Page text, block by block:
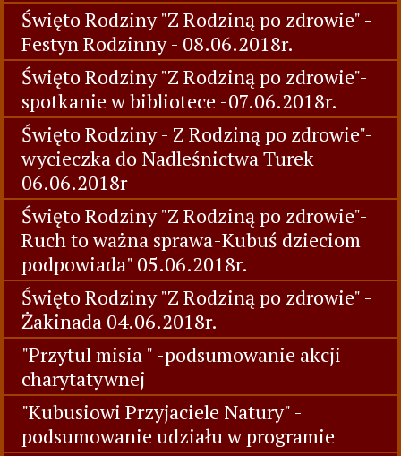
Święto Rodziny "Z Rodziną po zdrowie" -
Festyn Rodzinny - 08.06.2018r.
Święto Rodziny "Z Rodziną po zdrowie"-
spotkanie w bibliotece -07.06.2018r.
Święto Rodziny - Z Rodziną po zdrowie"-
wycieczka do Nadleśnictwa Turek
06.06.2018r
Święto Rodziny "Z Rodziną po zdrowie"-
Ruch to ważna sprawa-Kubuś dzieciom
podpowiada" 05.06.2018r.
Święto Rodziny "Z Rodziną po zdrowie" -
Żakinada 04.06.2018r.
"Przytul misia " -podsumowanie akcji
charytatywnej
"Kubusiowi Przyjaciele Natury" -
podsumowanie udziału w programie